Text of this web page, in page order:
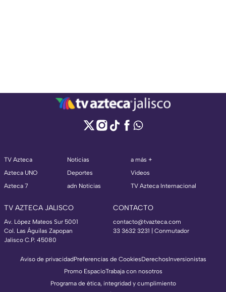
TV Azteca
Azteca UNO
Azteca 7
Noticias
Deportes
adn Noticias
a más +
Videos
TV Azteca Internacional
TV AZTECA JALISCO
Av. López Mateos Sur 5001
Col. Las Águilas Zapopan
Jalisco C.P. 45080
CONTACTO
contacto@tvazteca.com
33 3632 3231 | Conmutador
Aviso de privacidadPreferencias de CookiesDerechosInversionistas
Promo EspacioTrabaja con nosotros
Programa de ética, integridad y cumplimiento